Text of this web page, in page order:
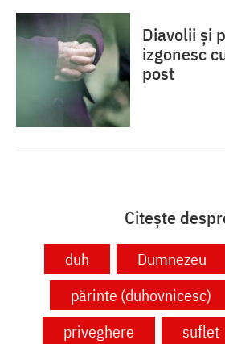
Diavolii și
izgonesc
post
Citește
duh Dumnezeu
părinte (duhovnicesc)
priveghere
suflet